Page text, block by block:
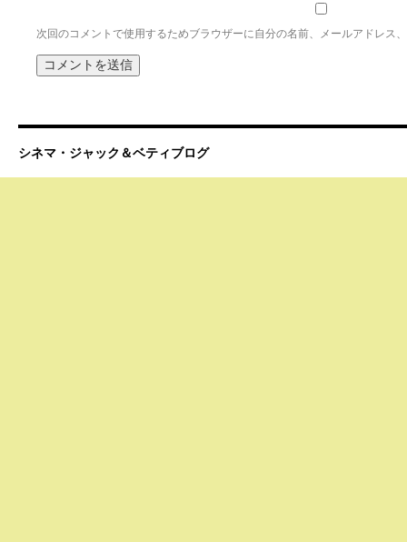
次回のコメントで使用するためブラウザーに自分の名前、メールアドレス
シネマ・ジャック＆ベティブログ